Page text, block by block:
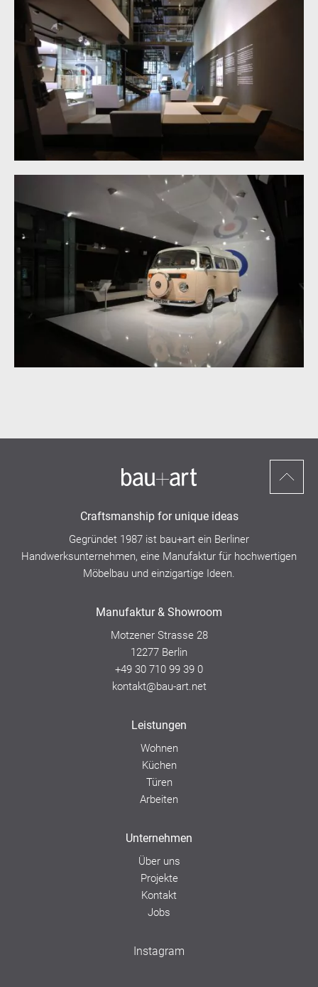
Leistungen
Wohnen
Küchen
Türen
Arbeiten
Unternehmen
Über uns
Projekte
Kontakt
Jobs
Manufaktur & Showroom
Motzener Strasse 28
12277 Berlin
+49 30 710 99 39 0
kontakt@bau-art.net
Craftsmanship for unique ideas
Gegründet 1987 ist bau+art ein Berliner
Handwerksunternehmen, eine Manufaktur für hochwertigen
Möbelbau und einzigartige Ideen.
Nach
Instagram